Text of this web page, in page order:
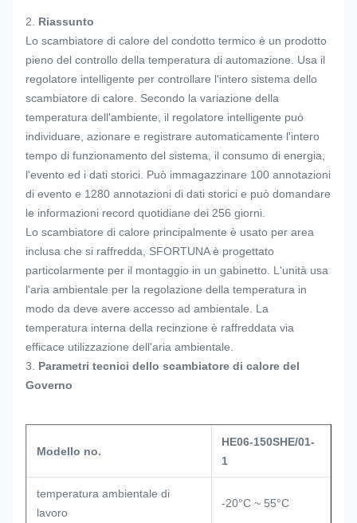
2. Riassunto
Lo scambiatore di calore del condotto termico è un prodotto
pieno del controllo della temperatura di automazione. Usa il
regolatore intelligente per controllare l'intero sistema dello
scambiatore di calore. Secondo la variazione della
temperatura dell'ambiente, il regolatore intelligente può
individuare, azionare e registrare automaticamente l'intero
tempo di funzionamento del sistema, il consumo di energia,
l'evento ed i dati storici. Può immagazzinare 100 annotazioni
di evento e 1280 annotazioni di dati storici e può domandare
le informazioni record quotidiane dei 256 giorni.
Lo scambiatore di calore principalmente è usato per area
inclusa che si raffredda, SFORTUNA è progettato
particolarmente per il montaggio in un gabinetto. L'unità usa
l'aria ambientale per la regolazione della temperatura in
modo da deve avere accesso ad ambientale. La
temperatura interna della recinzione è raffreddata via
efficace utilizzazione dell'aria ambientale.
3. Parametri tecnici dello scambiatore di calore del
Governo
Modello no.
HE06-150SHE/01-
1
temperatura ambientale di
lavoro
-20°C ~ 55°C